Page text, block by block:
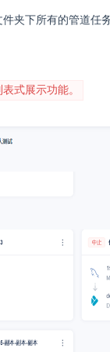
夹下所有的管道任
式展示功能。